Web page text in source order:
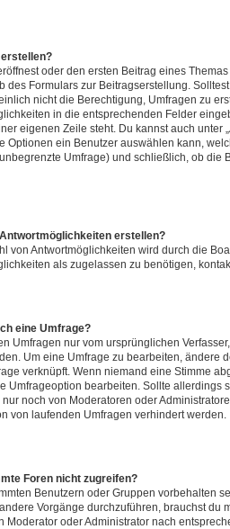
oder den ersten Beitrag eines
des Formulars zur Beitragserstellung.
nicht die Berechtigung, Umfragen zu
in die entsprechenden Felder
eigenen Zeile steht. Du kannst auch unter
Optionen ein Benutzer auswählen kann,
Umfrage) und schließlich, ob die
erstellen?
von Antwortmöglichkeiten wird durch die
als zugelassen zu benötigen,
eine Umfrage?
Umfragen nur vom ursprünglichen
Um eine Umfrage zu bearbeiten, ändere
verknüpft. Wenn niemand eine Stimme
Umfrageoption bearbeiten. Sollte allerdings
noch von Moderatoren oder
von laufenden Umfragen verhindert werden.
Foren nicht zugreifen?
Benutzern oder Gruppen vorbehalten
Vorgänge durchzuführen, brauchst du
Moderator oder Administrator nach